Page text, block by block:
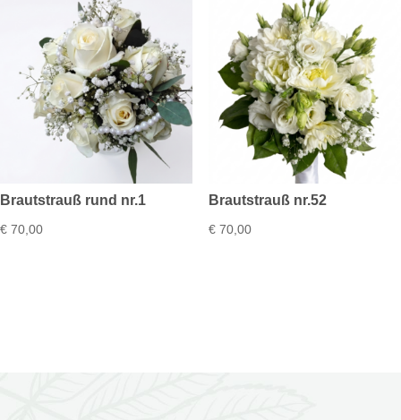
Brautstrauß rund nr.1
€ 70,00
Brautstrauß nr.52
€70,00